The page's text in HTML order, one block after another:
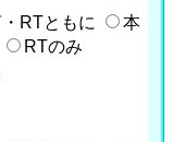
RTともに
本
RTのみ